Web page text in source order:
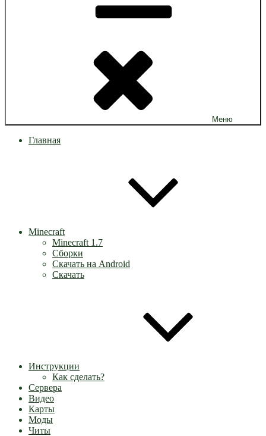
Меню
Главная
Minecraft
Minecraft 1.7
Сборки
Скачать на Android
Скачать
Инструкции
Как сделать?
Сервера
Видео
Карты
Моды
Читы